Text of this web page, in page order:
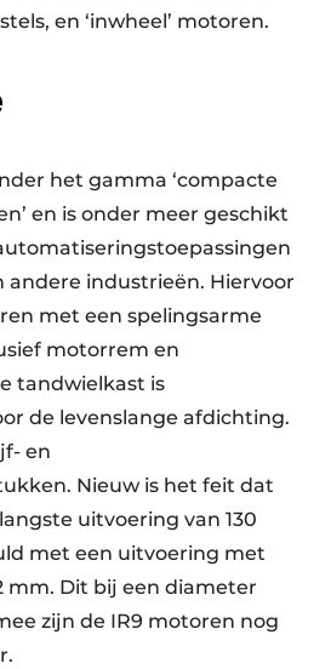
en ‘inwheel’ motoren.
het gamma ‘compacte
en is onder meer geschikt
andere industrieën. Hiervoor
met een spelingsarme
motorrem en
tandwielkast is
de levenslange afdichting.
en
Nieuw is het feit dat
uitvoering van 130
met een uitvoering met
mm. Dit bij een diameter
zijn de IR9 motoren nog